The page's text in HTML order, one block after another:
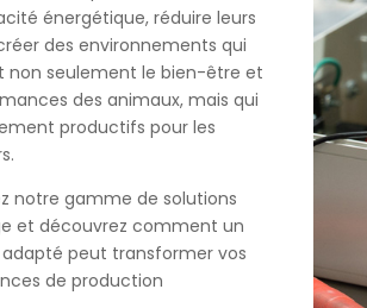
énergétique, réduire leurs
des environnements qui
non seulement le bien-être et
des animaux, mais qui
productifs pour les
notre gamme de solutions
et découvrez comment un
peut transformer vos
de production